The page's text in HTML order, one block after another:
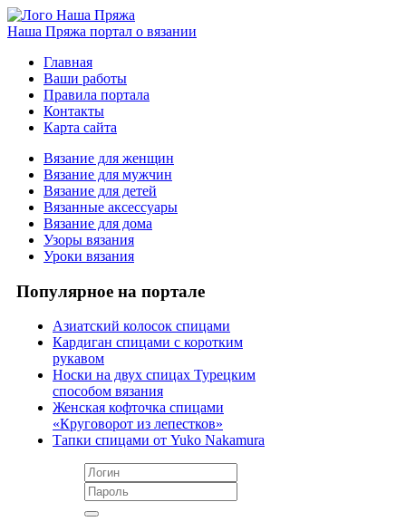
Наша Пряжа портал о вязании
Главная
Ваши работы
Правила портала
Контакты
Карта сайта
Вязание для женщин
Вязание для мужчин
Вязание для детей
Вязанные аксессуары
Вязание для дома
Узоры вязания
Уроки вязания
Популярное на портале
Азиатский колосок спицами
Кардиган спицами с коротким
рукавом
Носки на двух спицах Турецким
способом вязания
Женская кофточка спицами
«Круговорот из лепестков»
Тапки спицами от Yuko Nakamura